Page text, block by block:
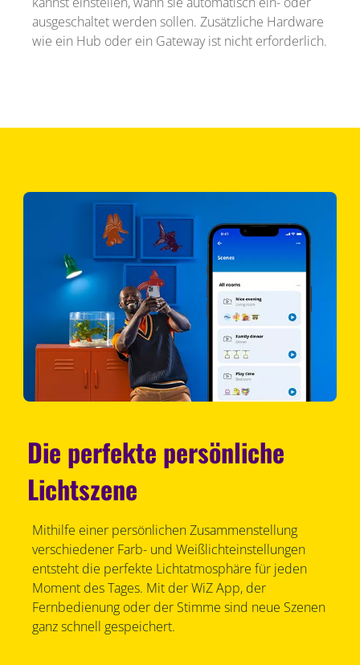
ausgeschaltet werden sollen. Zusätzliche Hardware
wie ein Hub oder ein Gateway ist nicht erforderlich.
Die perfekte persönliche
Lichtszene
Mithilfe einer persönlichen Zusammenstellung
verschiedener Farb- und Weißlichteinstellungen
entsteht die perfekte Lichtatmosphäre für jeden
Moment des Tages. Mit der WiZ App, der
Fernbedienung oder der Stimme sind neue Szenen
ganz schnell gespeichert.